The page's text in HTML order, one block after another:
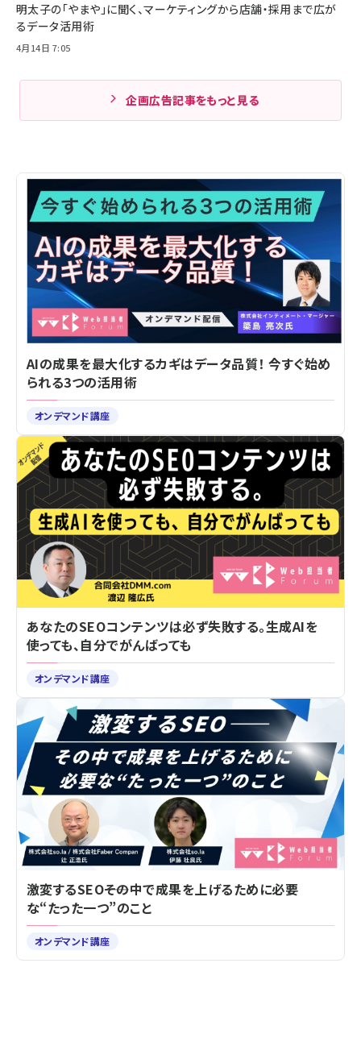
明太子の「やまや」に聞く、マーケティングから店舗・採用まで広が
るデータ活用術
4月14日 7:05
企画広告記事をもっと見る
AIの成果を最大化するカギはデータ品質！ 今すぐ始め
られる3つの活用術
オンデマンド講座
あなたのSEOコンテンツは必ず失敗する。生成AIを
使っても、自分でがんばっても
オンデマンド講座
激変するSEO――その中で成果を上げるために必要
な“たった一つ”のこと
オンデマンド講座